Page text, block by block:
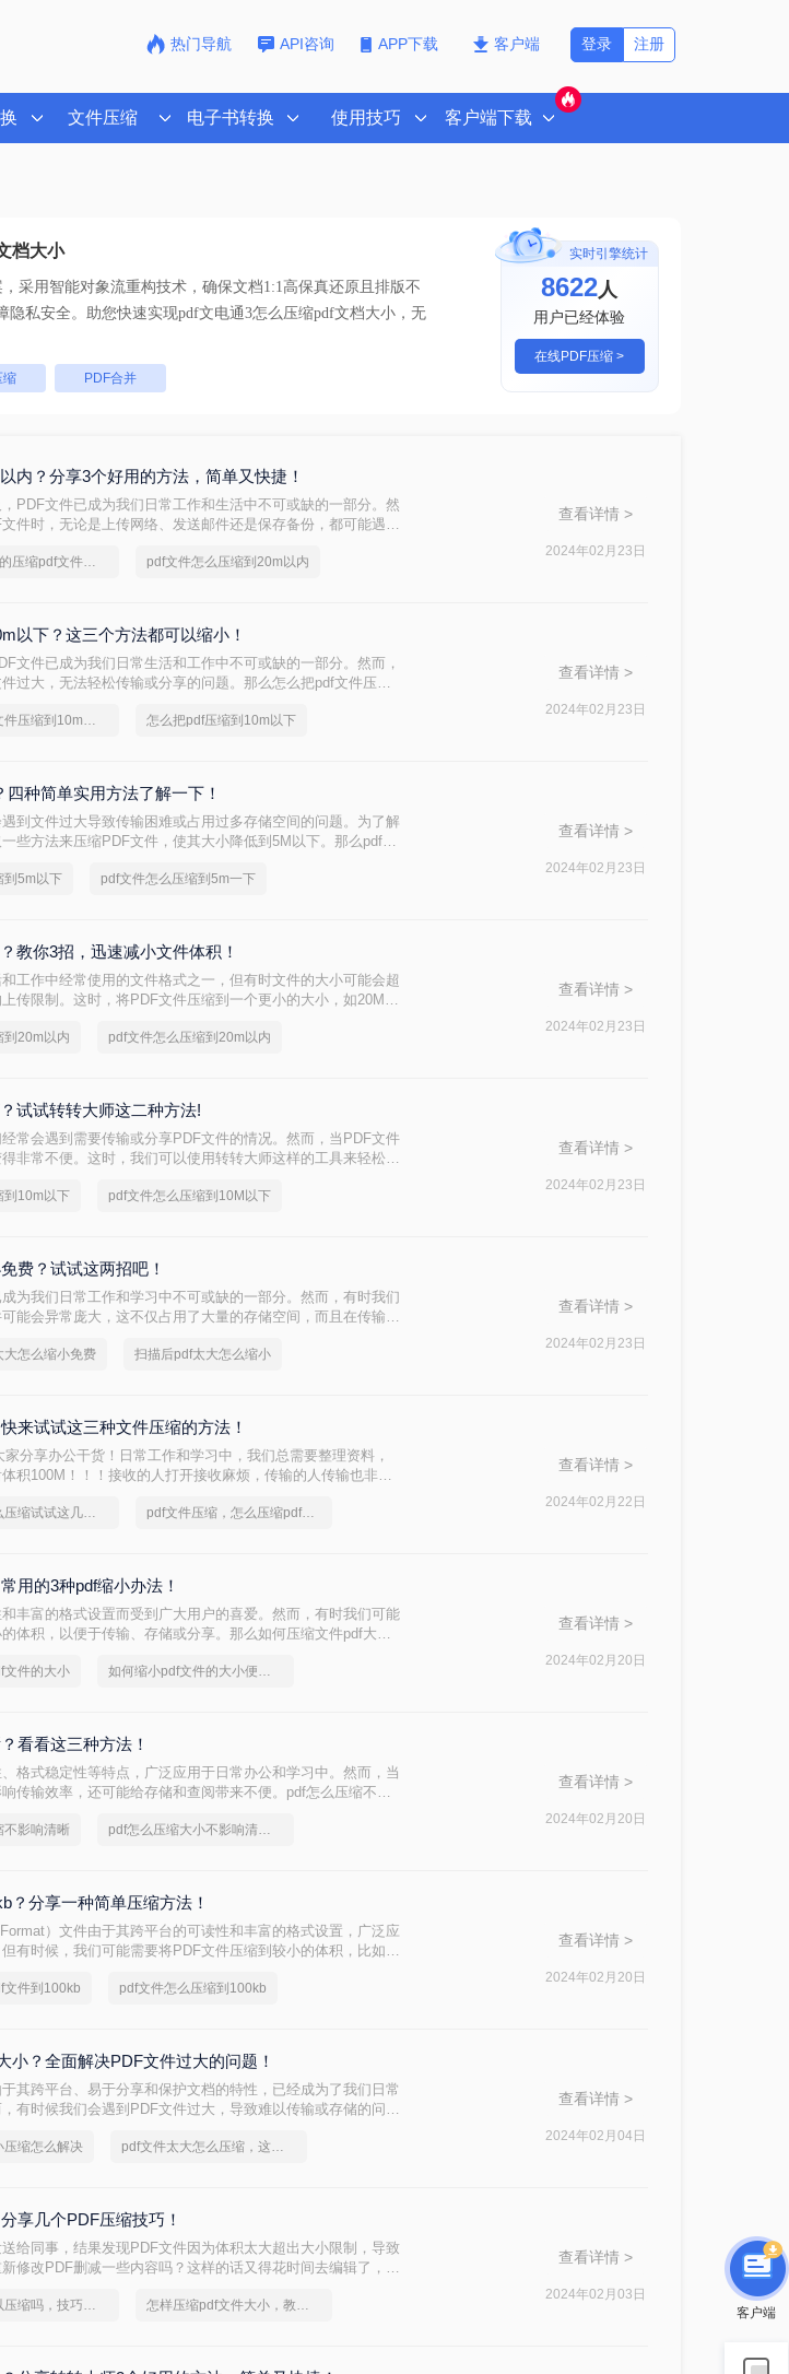
热门导航 API咨询 APP下载 客户端 注册
登录
文件压缩 电子书转换 使用技巧 客户端下载
档大小
采用智能对象流重构技术，确保文档1:1高保真还原且排版不
SSL 加密保障隐私安全。助您快速实现pdf文电通3怎么压缩pdf文档大小，无
缩 PDF合并
实时引擎统计
8622人
用户已经体验
在线PDF压缩 >
内？分享3个好用的方法，简单又快捷！
PDF文件已成为我们日常工作和生活中不可或缺的一部分。然
件时，无论是上传网络、发送邮件还是保存备份，都可能遇到
20m以内呢？本文将向您介绍几种简单且有效的方法来实现这
简单又好用的压缩pdf文件方法，一般人我都不告诉他 pdf文件怎么压缩到20m以内
查看详情 >
2024年02月23日
以下？这三个方法都可以缩小！
文件已成为我们日常生活和工作中不可或缺的一部分。然而，
过大，无法轻松传输或分享的问题。那么怎么把pdf文件压缩
怎么把pdf文件压缩到10m以下 怎么把pdf压缩到10m以下
查看详情 >
2024年02月23日
种简单实用方法了解一下！
到文件过大导致传输困难或占用过多存储空间的问题。为了解
些方法来压缩PDF文件，使其大小降低到5M以下。那么pdf如
到5m以下 pdf文件怎么压缩到5m一下
查看详情 >
2024年02月23日
教你3招，迅速减小文件体积！
工作中经常使用的文件格式之一，但有时文件的大小可能会超
传限制。这时，将PDF文件压缩到一个更小的大小，如20M以
到20m以内 pdf文件怎么压缩到20m以内
查看详情 >
2024年02月23日
试试转转大师这二种方法!
常会遇到需要传输或分享PDF文件的情况。然而，当PDF文件
非常不便。这时，我们可以使用转转大师这样的工具来轻松将
到10m以下 pdf文件怎么压缩到10M以下
查看详情 >
2024年02月23日
费？试试这两招吧！
为我们日常工作和学习中不可或缺的一部分。然而，有时我们
能会异常庞大，这不仅占用了大量的存储空间，而且在传输和
肯定的。下面，就让我们一起来探讨几种可行的方法。
大怎么缩小免费 扫描后pdf太大怎么缩小
查看详情 >
2024年02月23日
来试试这三种文件压缩的方法！
分享办公干货！日常工作和学习中，我们总需要整理资料，
积100M！！！接收的人打开接收麻烦，传输的人传输也非常
pdf文件怎么压缩试试这几个方法 pdf文件压缩，怎么压缩pdf文件的大小
查看详情 >
2024年02月22日
用的3种pdf缩小办法！
丰富的格式设置而受到广大用户的喜爱。然而，有时我们可能
体积，以便于传输、存储或分享。那么如何压缩文件pdf大小
文件的大小 如何缩小pdf文件的大小便于上传
查看详情 >
2024年02月20日
看看这三种方法！
格式稳定性等特点，广泛应用于日常办公和学习中。然而，当
传输效率，还可能给存储和查阅带来不便。pdf怎么压缩不影
不影响清晰 pdf怎么压缩大小不影响清晰度
查看详情 >
2024年02月20日
？分享一种简单压缩方法！
）文件由于其跨平台的可读性和丰富的格式设置，广泛应
有时候，我们可能需要将PDF文件压缩到较小的体积，比如
文件到100kb pdf文件怎么压缩到100kb
查看详情 >
2024年02月20日
小？全面解决PDF文件过大的问题！
其跨平台、易于分享和保护文档的特性，已经成为了我们日常
有时候我们会遇到PDF文件过大，导致难以传输或存储的问
压缩怎么解决 pdf文件太大怎么压缩，这个解决方法不容错过
查看详情 >
2024年02月04日
享几个PDF压缩技巧！
给同事，结果发现PDF文件因为体积太大超出大小限制，导致
修改PDF删减一些内容吗？这样的话又得花时间去编辑了，有
，有时候我们会发现，一些PDF文件太大，不易于分享和传
pdf文件可以压缩吗，技巧分享 怎样压缩pdf文件大小，教你几个方法
查看详情 >
2024年02月03日
客户端